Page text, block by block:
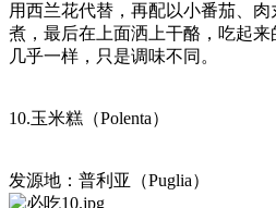
用西兰花代替，再配以小番茄、
煮，最后在上面洒上干酪，吃起
几乎一样，只是调味不同。
10.玉米糕（Polenta）
发源地：普利亚（Puglia）